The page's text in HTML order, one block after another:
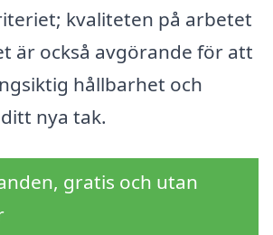
kvaliteten på arbetet
är också avgörande för att
hållbarhet och
nya tak.
gratis och utan